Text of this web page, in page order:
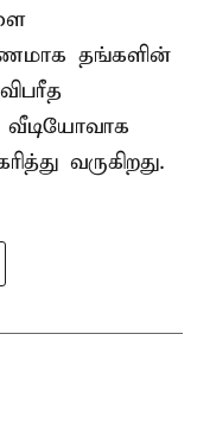
தங்களின்
வீடியோவாக
வருகிறது.